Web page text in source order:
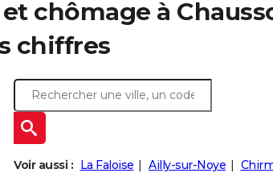
chômage à
chiffres
Voir aussi : La Faloise Ailly-sur-Noye